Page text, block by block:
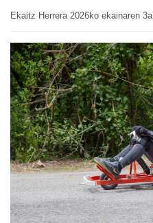
Ekaitz Herrera 2026ko ekainaren 3a